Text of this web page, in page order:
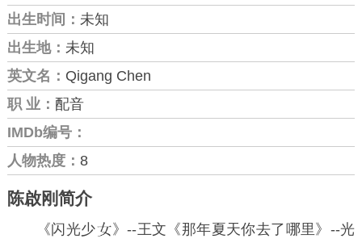
出生时间： 未知
出生地： 未知
英文名： Qigang Chen
职 业： 配音
IMDb编号：
人物热度： 8
陈啟刚简介
《闪光少
》--王文《那年夏天你去了哪里》--光